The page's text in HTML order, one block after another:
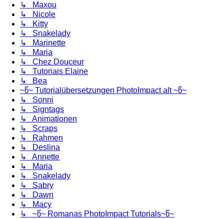
↳ Maxou
↳ Nicole
↳ Kitty
↳ Snakelady
↳ Marinette
↳ Maria
↳ Chez Douceur
↳ Tutoriais Elaine
↳ Bea
~წ~ Tutorialübersetzungen PhotoImpact alt ~წ~
↳ Sonni
↳ Signtags
↳ Animationen
↳ Scraps
↳ Rahmen
↳ Deslina
↳ Annette
↳ Maria
↳ Snakelady
↳ Sabry
↳ Dawn
↳ Macy
↳ ~წ~ Romanas PhotoImpact Tutorials~წ~